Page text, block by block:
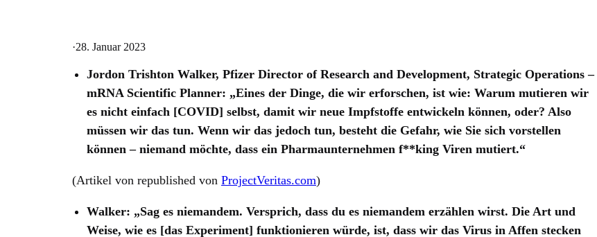
·28. Januar 2023
Jordon Trishton Walker, Pfizer Director of Research and Development, Strategic Operations –
mRNA Scientific Planner: „Eines der Dinge, die wir erforschen, ist wie: Warum mutieren wir
es nicht einfach [COVID] selbst, damit wir neue Impfstoffe entwickeln können, oder? Also
müssen wir das tun. Wenn wir das jedoch tun, besteht die Gefahr, wie Sie sich vorstellen
können – niemand möchte, dass ein Pharmaunternehmen f**king Viren mutiert.“
(Artikel von republished von ProjectVeritas.com)
Walker: „Sag es niemandem. Versprich, dass du es niemandem erzählen wirst. Die Art und
Weise, wie es [das Experiment] funktionieren würde, ist, dass wir das Virus in Affen stecken